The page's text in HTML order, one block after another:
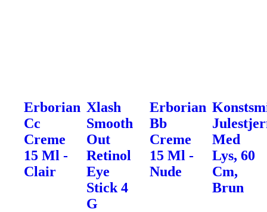
Erborian
Cc
Creme
15 Ml -
Clair
Xlash
Smooth
Out
Retinol
Eye
Stick 4
G
Erborian
Bb
Creme
15 Ml -
Nude
Med
Lys, 60
Cm,
Brun